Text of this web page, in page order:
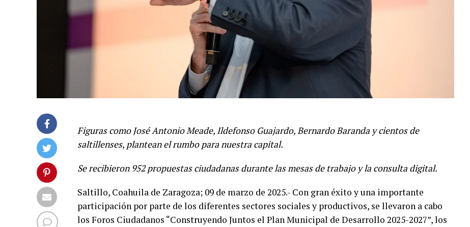
Figuras como José Antonio Meade, Ildefonso Guajardo, Bernardo Baranda y cientos de
saltillenses, plantean el rumbo para nuestra capital.
Se recibieron 952 propuestas ciudadanas durante las mesas de trabajo y la consulta digital.
Saltillo, Coahuila de Zaragoza; 09 de marzo de 2025.- Con gran éxito y una importante
participación por parte de los diferentes sectores sociales y productivos, se llevaron a cabo
los Foros Ciudadanos “Construyendo Juntos el Plan Municipal de Desarrollo 2025-2027”, los